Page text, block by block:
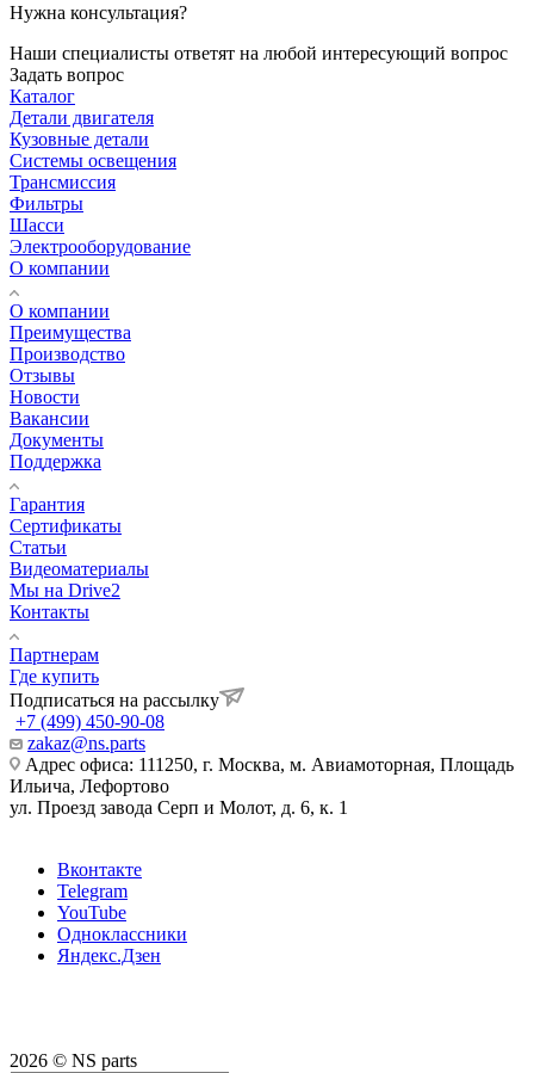
Нужна консультация?
Наши специалисты ответят на любой интересующий вопрос
Задать вопрос
Каталог
Детали двигателя
Кузовные детали
Системы освещения
Трансмиссия
Фильтры
Шасси
Электрооборудование
О компании
О компании
Преимущества
Производство
Отзывы
Новости
Вакансии
Документы
Поддержка
Гарантия
Сертификаты
Статьи
Видеоматериалы
Мы на Drive2
Контакты
Партнерам
Где купить
Подписаться на рассылку
+7 (499) 450-90-08
zakaz@ns.parts
Адрес офиса: 111250, г. Москва, м. Авиамоторная, Площадь
Ильича, Лефортово
ул. Проезд завода Серп и Молот, д. 6, к. 1
Вконтакте
Telegram
YouTube
Одноклассники
Яндекс.Дзен
2026 © NS parts